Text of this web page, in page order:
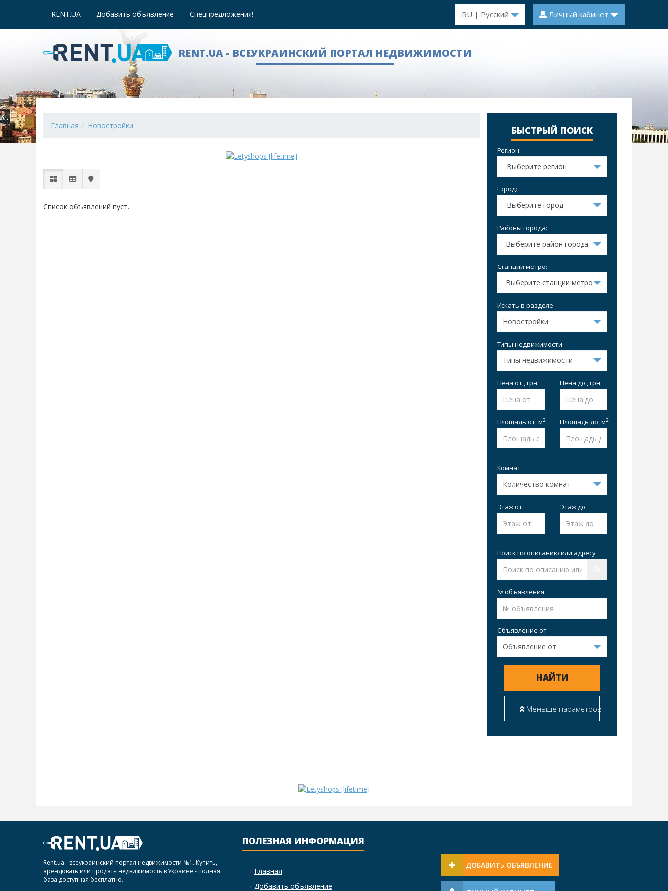
RENT.UA Добавить объявление Спецпредложения! RU | Русский Личный кабинет
RENT.UA - ВСЕУКРАИНСКИЙ ПОРТАЛ НЕДВИЖИМОСТИ
Главная Новостройки
Список объявлений пуст.
БЫСТРЫЙ ПОИСК
Регион:
Выберите регион
Город:
Выберите город
Районы города:
Выберите район города
Станции метро:
Выберите станции метро
Искать в разделе
Типы недвижимости
Цена от , грн. Цена до , грн.
Площадь от,м2 Площадь до,м2
Комнат
Этаж от Этаж до
Поиск по описанию или адресу
№ объявления
Объявление от
НАЙТИ
Меньше параметров
Rent.ua - всеукраинский портал недвижимости №1. Купить,
арендовать или продать недвижимость в Украине - полная
база доступная бесплатно.
ПОЛЕЗНАЯ ИНФОРМАЦИЯ
Главная
Добавить объявление
ДОБАВИТЬ ОБЪЯВЛЕНИЕ